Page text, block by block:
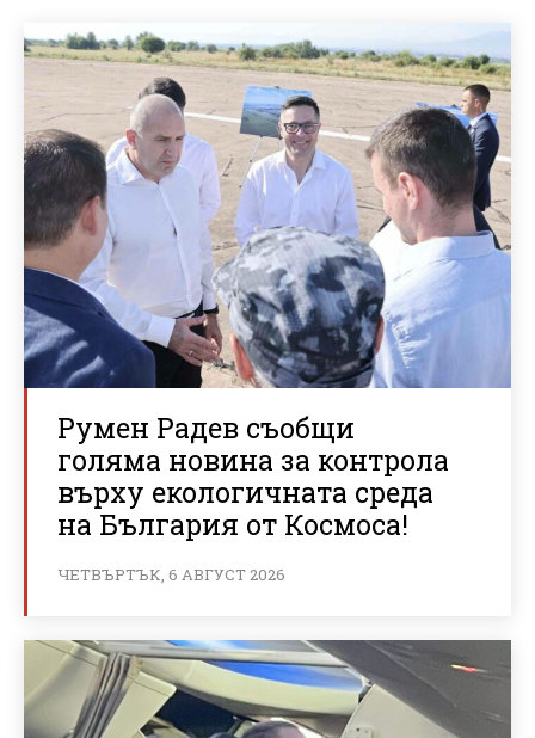
Румен Радев съобщи
голяма новина за контрола
върху екологичната среда
на България от Космоса!
ЧЕТВЪРТЪК, 6 АВГУСТ 2026